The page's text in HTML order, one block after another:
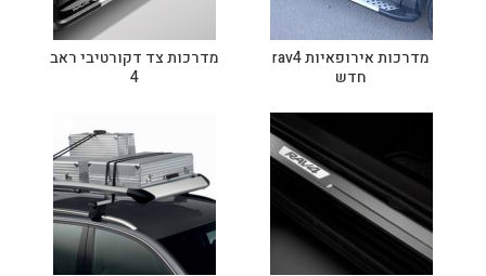
מדרכות אירופאיות rav4
חדש
מדרכות צד דקורטיבי ראב
4